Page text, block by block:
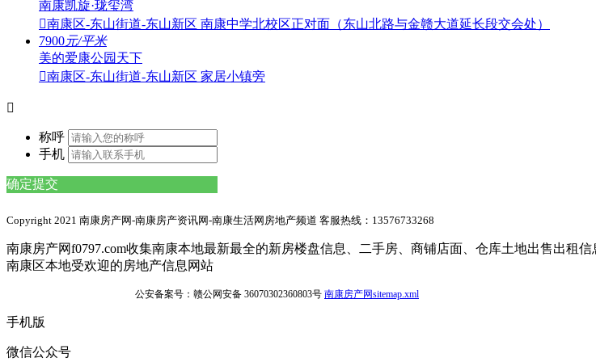
南康凯旋·珑玺湾
南康区-东山街道-东山新区 南康中学北校区正对面（东山北路与金赣大道延长段交会处）
7900元/平米
美的爱康公园天下
南康区-东山街道-东山新区 家居小镇旁

称呼
手机
确定提交
Copyright 2021 南康房产网-南康房产资讯网-南康生活网房地产频道 客服热线：13576733268
南康房产网f0797.com收集南康本地最新最全的新房楼盘信息、二手房、商铺店面、仓库土地出售出租
南康区本地受欢迎的房地产信息网站
公安备案号：赣公网安备 36070302360803号 南康房产网sitemap.xml
手机版
微信公众号